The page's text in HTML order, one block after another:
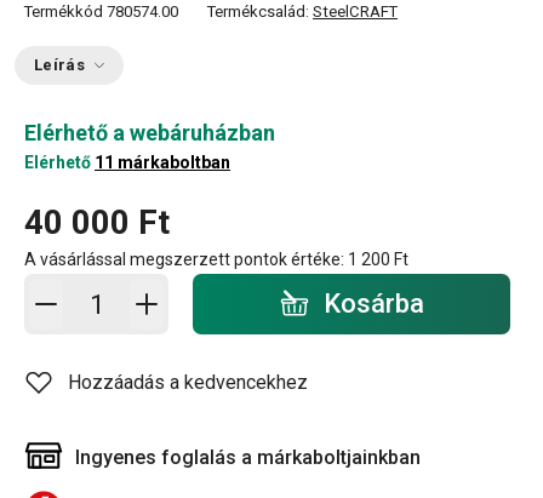
Termékkód 780574.00 Termékcsalád: SteelCRAFT
Leírás
Elérhető a webáruházban
Elérhető 11 márkaboltban
40 000 Ft
A vásárlással megszerzett pontok értéke: 1 200 Ft
Kosárba - mennyiség Kosárba
Hozzáadás a kedvencekhez
Ingyenes foglalás a márkaboltjainkban